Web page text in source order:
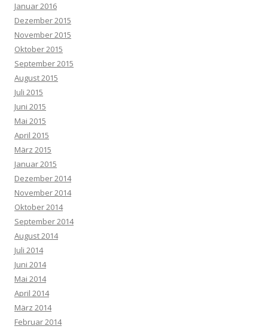
Januar 2016
Dezember 2015
November 2015
Oktober 2015
September 2015
August 2015
Juli 2015
Juni 2015
Mai 2015
April 2015
März 2015
Januar 2015
Dezember 2014
November 2014
Oktober 2014
September 2014
August 2014
Juli 2014
Juni 2014
Mai 2014
April 2014
März 2014
Februar 2014